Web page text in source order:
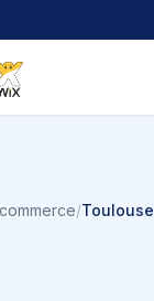
/Toulouse